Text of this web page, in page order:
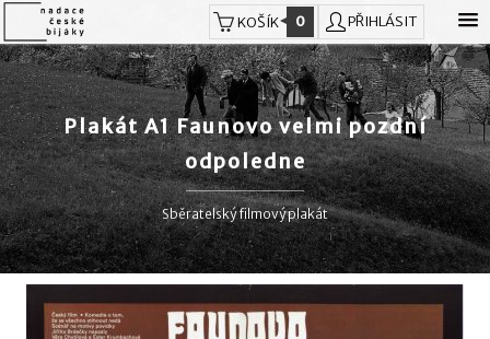
PŘIHLÁSIT
KOŠÍK 0
Plakát A1 Faunovo velmi pozdní
odpoledne
Sběratelský filmový plakát